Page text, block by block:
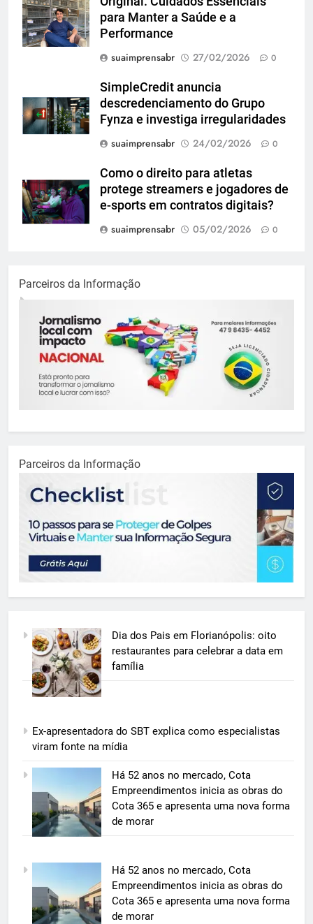
para Manter a Saúde e a
Performance
suaimprensabr
27/02/2026 0
SimpleCredit anuncia
descredenciamento do Grupo
Fynza e investiga irregularidades
suaimprensabr
24/02/2026 0
Como o direito para atletas
protege streamers e jogadores de
e-sports em contratos digitais?
suaimprensabr
05/02/2026 0
Parceiros da Informação
Parceiros da Informação
Dia dos Pais em Florianópolis: oito
restaurantes para celebrar a data em
família
Ex-apresentadora do SBT explica como especialistas
viram fonte na mídia
Há 52 anos no mercado, Cota
Empreendimentos inicia as obras do
Cota 365 e apresenta uma nova forma
de morar
Há 52 anos no mercado, Cota
Empreendimentos inicia as obras do
Cota 365 e apresenta uma nova forma
de morar
5
Grupo Pereira lança iniciativa
pioneira e escalável de
aproveitamento de frutas, legumes
ECONOMIA & NEGÓCIOS
BIM transforma a construção civil
e mostra na prática como reduzir
custos, evitar desperdícios e
ECONOMIA & NEGÓCIOS